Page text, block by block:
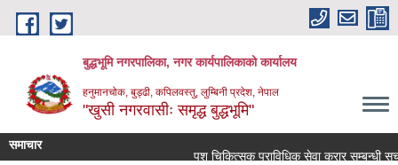
Skip to main content
बुद्धभूमि नगरपालिका, नगर कार्यपालिकाको कार्यालय
हनुमानचोक, बुड्ढी, कपिलवस्तु, लुम्बिनी प्रदेश, नेपाल
"खुसी नगरवासीः समृद्ध बुद्धभूमि"
समाचार
पशु चिकित्सक प्राविधिक सेवा करार सम्बन्धी